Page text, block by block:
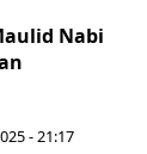
Nabi
- 21:17